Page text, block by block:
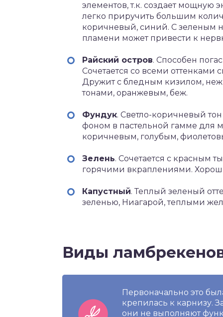
элементов, т.к. создает мощную
легко приручить большим
коричневый, синий. С зеленым
пламени может привести к
Райский остров. Способен
Сочетается со всеми оттенками
Дружит с бледным кизилом,
тонами, оранжевым, беж.
Фундук. Светло-коричневый
фоном в пастельной гамме для
коричневым, голубым,
Зелень. Сочетается с красным
горячими вкраплениями.
Капустный. Теплый зеленый
зеленью, Ниагарой, теплыми
Виды
Первоначально это
крепилась к карнизу.
они не выполняют